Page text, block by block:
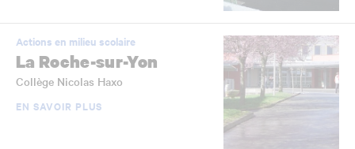
Actions en milieu scolaire
La Roche-sur-Yon
Collège Nicolas Haxo
EN SAVOIR PLUS